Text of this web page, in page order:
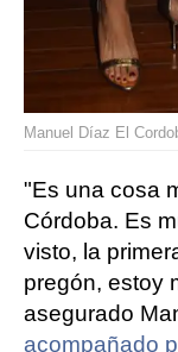
Manuel Díaz El
"Es una cosa
Córdoba. Es
visto, la
pregón, estoy
asegurado
acompañado